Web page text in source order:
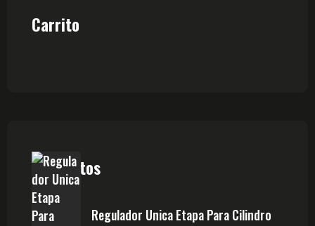
Carrito
Productos
Regulador Unica Etapa Para Cilindro